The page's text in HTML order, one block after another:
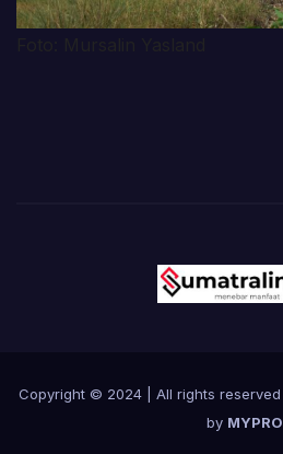
Copyright © 2024 | All rights reserved
by MYPRO